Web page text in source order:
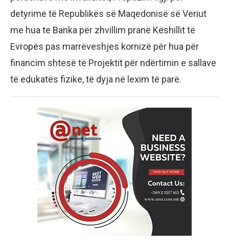
detyrime të Republikës së Maqedonisë së Veriut
me hua te Banka për zhvillim pranë Këshillit të
Evropës pas marrëveshjes kornizë për hua për
financim shtesë të Projektit për ndërtimin e sallave
të edukatës fizike, të dyja në lexim të parë.